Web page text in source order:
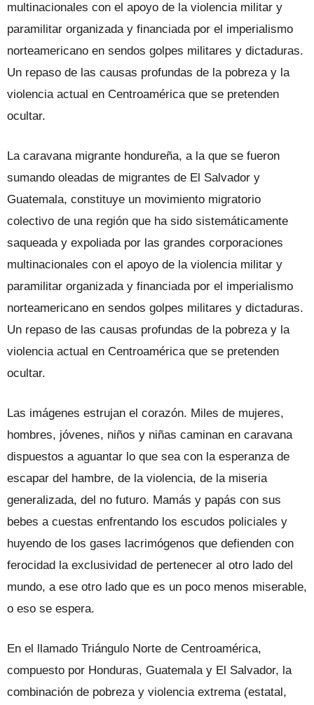
multinacionales con el apoyo de la violencia militar y
paramilitar organizada y financiada por el imperialismo
norteamericano en sendos golpes militares y dictaduras.
Un repaso de las causas profundas de la pobreza y la
violencia actual en Centroamérica que se pretenden
ocultar.
La caravana migrante hondureña, a la que se fueron
sumando oleadas de migrantes de El Salvador y
Guatemala, constituye un movimiento migratorio
colectivo de una región que ha sido sistemáticamente
saqueada y expoliada por las grandes corporaciones
multinacionales con el apoyo de la violencia militar y
paramilitar organizada y financiada por el imperialismo
norteamericano en sendos golpes militares y dictaduras.
Un repaso de las causas profundas de la pobreza y la
violencia actual en Centroamérica que se pretenden
ocultar.
Las imágenes estrujan el corazón. Miles de mujeres,
hombres, jóvenes, niños y niñas caminan en carava­na
dispuestos a aguantar lo que sea con la esperanza de
escapar del hambre, de la violencia, de la miseria
generalizada, del no futuro. Mamás y papás con sus
bebes a cuestas enfrentando los escudos policiales y
huyendo de los gases lacri­mógenos que defienden con
ferocidad la exclusividad de pertenecer al otro lado del
mundo, a ese otro lado que es un poco menos miserable,
o eso se espera.
En el llamado Triángulo Norte de Cen­troamérica,
compuesto por Honduras, Guatemala y El Salvador, la
combinación de pobreza y violencia extrema (estatal,